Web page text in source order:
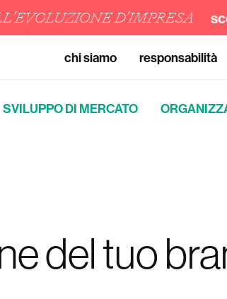
D'IMPRESA
chi siamo responsabilità
SVILUPPO DI MERCATO
del tuo